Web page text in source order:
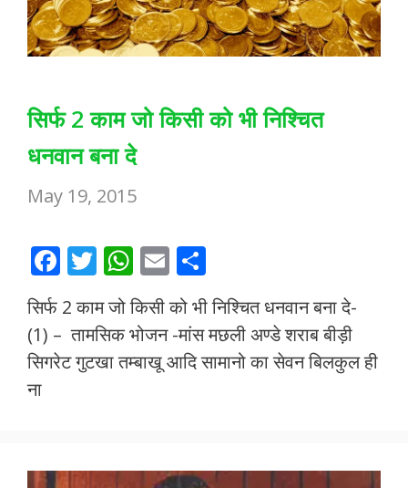
सिर्फ 2 काम जो किसी को भी निश्चित
धनवान बना दे
May 19, 2015
F
e
b
o
T
w
itt
er
W
h
at
s
A
E
m
ai
l
h
ar
e
सिर्फ 2 काम जो किसी को भी निश्चित धनवान बना दे-
(1) – तामसिक भोजन -मांस मछली अण्डे शराब बीड़ी
सिगरेट गुटखा तम्बाखू आदि सामानो का सेवन बिलकुल ही
ना